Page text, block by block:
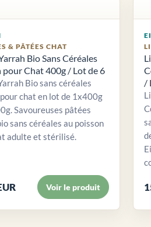
& PÂTÉES CHAT
Bio Sans Céréales
pour Chat 400g / Lot de 6
Bio sans céréales
chat en lot de 1x400g
Savoureuses pâtées
sans céréales au poisson
adulte et stérilisé.
Voir le produit
/